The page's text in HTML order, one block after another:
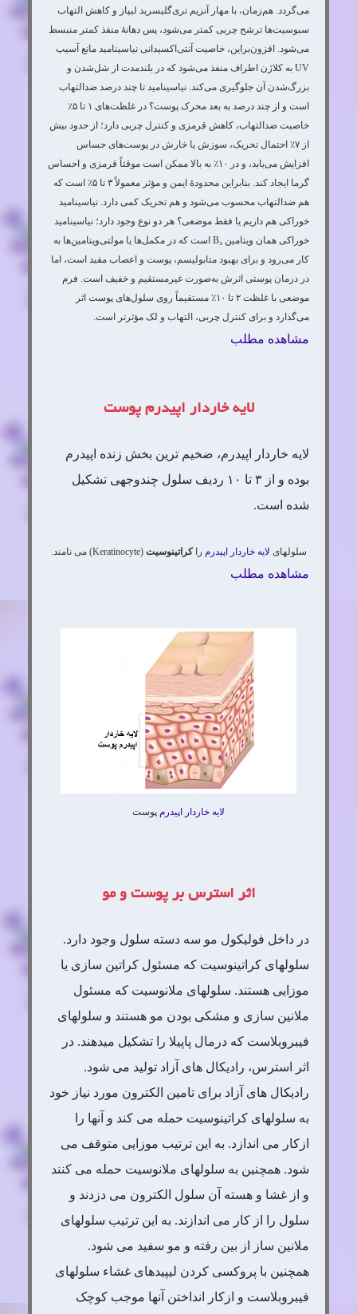
می‌گردد. هم‌زمان، با مهار آنزیم تری‌گلیسرید لیپاز و کاهش التهاب
سبوسیت‌ها ترشح چربی کمتر می‌شود، پس دهانهٔ منفذ کمتر منبسط
می‌شود. افزون‌براین، خاصیت آنتی‌اکسیدانی نیاسینامید مانع آسیب
UV به کلاژن اطراف منفذ می‌شود که در بلندمدت از شل‌شدن و
بزرگ‌شدن آن جلوگیری می‌کند. نیاسینامید تا چند درصد ضدالتهاب
است و از چند درصد به بعد محرک پوست؟ در غلظت‌های ۱ تا ۵٪
خاصیت ضدالتهاب، کاهش قرمزی و کنترل چربی دارد؛ از حدود بیش
از ۷٪ احتمال تحریک، سوزش یا خارش در پوست‌های حساس
افزایش می‌یابد، و در ۱۰٪ به بالا ممکن است موقتاً قرمزی و احساس
گرما ایجاد کند. بنابراین محدودهٔ ایمن و مؤثر معمولاً ۳ تا ۵٪ است که
هم ضدالتهاب محسوب می‌شود و هم تحریک کمی دارد. نیاسینامید
خوراکی هم داریم یا فقط موضعی؟ هر دو نوع وجود دارد؛ نیاسینامید
خوراکی همان ویتامین B₃ است که در مکمل‌ها یا مولتی‌ویتامین‌ها به
کار می‌رود و برای بهبود متابولیسم، پوست و اعصاب مفید است، اما
در درمان پوستی اثرش به‌صورت غیرمستقیم و خفیف است. فرم
موضعی با غلظت ۲ تا ۱۰٪ مستقیماً روی سلول‌های پوست اثر
می‌گذارد و برای کنترل چربی، التهاب و لک مؤثرتر است.
مشاهده مطلب
لایه خاردار اپیدرم پوست
لایه خاردار اپیدرم، ضخیم ترین بخش زنده اپیدرم
بوده و از ۳ تا ۱۰ ردیف سلول چندوجهی تشکیل
شده است.
سلولهای لایه خاردار اپیدرم راکراتینوسیت (Keratinocyte) می نامند.
مشاهده مطلب
لایه خاردار اپیدرم پوست
اثر استرس بر پوست و مو
در داخل فولیکول مو سه دسته سلول وجود دارد.
سلولهای کراتینوسیت که مسئول کراتین سازی یا
موزایی هستند. سلولهای ملانوسیت که مسئول
ملانین سازی و مشکی بودن مو هستند و سلولهای
فیبروبلاست که درمال پاپیلا را تشکیل میدهند. در
اثر استرس، رادیکال های آزاد تولید می شود.
رادیکال های آزاد برای تامین الکترون مورد نیاز خود
به سلولهای کراتینوسیت حمله می کند و آنها را
ازکار می اندازد. به این ترتیب موزایی متوقف می
شود. همچنین به سلولهای ملانوسیت حمله می کنند
و از غشا و هسته آن سلول الکترون می دزدند و
سلول را از کار می اندازند. به این ترتیب سلولهای
ملانین ساز از بین رفته و مو سفید می شود.
همچنین با پروکسی کردن لیپیدهای غشاء سلولهای
فیبروبلاست و ازکار انداختن آنها موجب کوچک